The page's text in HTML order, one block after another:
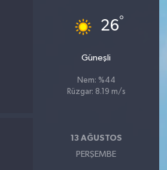
26°
Güneşli
Nem: %44
Rüzgar: 8.19 m/s
13 AĞUSTOS
PERŞEMBE